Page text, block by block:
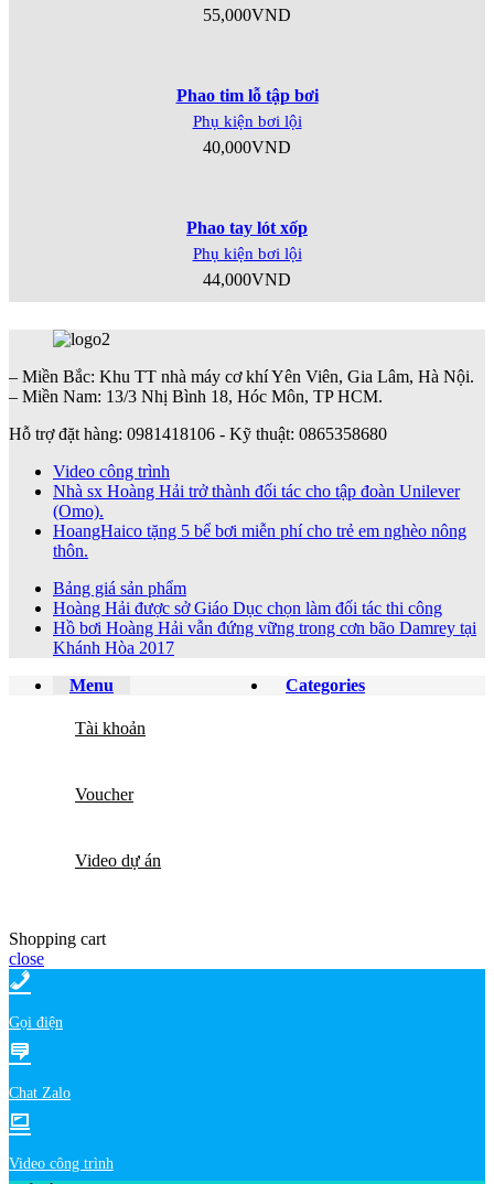
55,000VND
Phao tim lỗ tập bơi
Phụ kiện bơi lội
40,000VND
Phao tay lót xốp
Phụ kiện bơi lội
44,000VND
– Miền Bắc: Khu TT nhà máy cơ khí Yên Viên, Gia Lâm, Hà Nội.
– Miền Nam: 13/3 Nhị Bình 18, Hóc Môn, TP HCM.
Hỗ trợ đặt hàng: 0981418106 - Kỹ thuật: 0865358680
Video công trình
Nhà sx Hoàng Hải trở thành đối tác cho tập đoàn Unilever
(Omo).
HoangHaico tặng 5 bể bơi miễn phí cho trẻ em nghèo nông
thôn.
Bảng giá sản phẩm
Hoàng Hải được sở Giáo Dục chọn làm đối tác thi công
Hồ bơi Hoàng Hải vẫn đứng vững trong cơn bão Damrey tại
Khánh Hòa 2017
Menu
Categories
Tài khoản
Voucher
Video dự án
Shopping cart
close
Gọi điện
Chat Zalo
Video công trình